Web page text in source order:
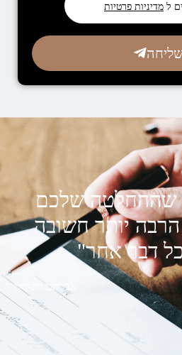
ל מדיניות פרטיות
שההחלטה שלכם
יותר חשובה
דבר אחר"
אברהם לינקולן